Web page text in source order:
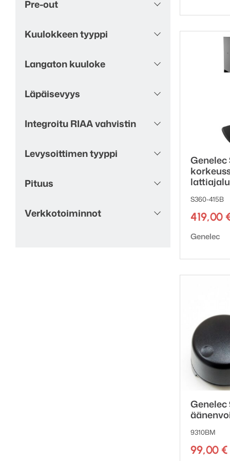
Titaani
Tumma puu 1
Vaaleanharmaa
Valkoinen betoni
ritilöillä
Vihreä
Warm Stone 1
Pre-out
Kuulokkeen tyyppi
Langaton kuuloke
Läpäisevyys
Integroitu RIAA vahvistin
Levysoittimen tyyppi
Pituus
Verkkotoiminnot
Genelec
S360-415B
419,00
Genelec
Genelec
9310BM
99,00 €